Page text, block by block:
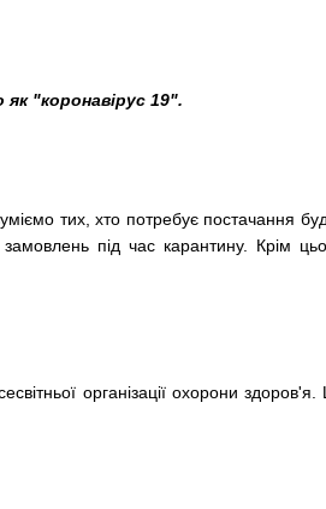
як "коронавірус 19".
тих, хто потребує постачання
замовлень під час карантину. Крім
організації охорони